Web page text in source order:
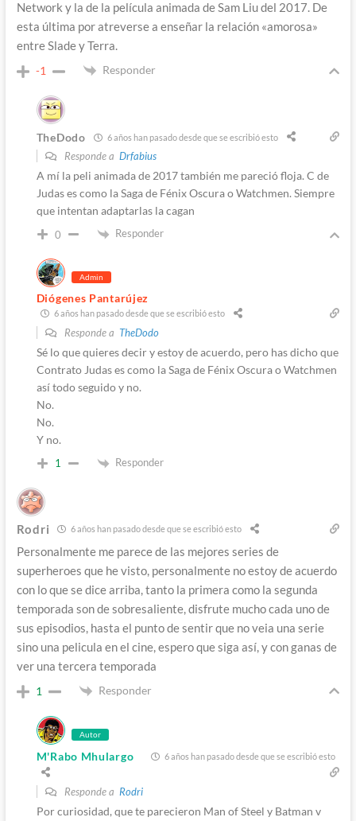
Network y la de la película animada de Sam Liu del 2017. De
esta última por atreverse a enseñar la relación «amorosa»
entre Slade y Terra.
-1 Responder
TheDodo 6 años han pasado desde que se escribió esto
Responde a Drfabius
A mí la peli animada de 2017 también me pareció floja. C de
Judas es como la Saga de Fénix Oscura o Watchmen. Siempre
que intentan adaptarlas la cagan
0 Responder
Admin
Diógenes Pantarújez
6 años han pasado desde que se escribió esto
Responde a TheDodo
Sé lo que quieres decir y estoy de acuerdo, pero has dicho que
Contrato Judas es como la Saga de Fénix Oscura o Watchmen
así todo seguido y no.
No.
No.
Y no.
1 Responder
Rodri 6 años han pasado desde que se escribió esto
Personalmente me parece de las mejores series de
superheroes que he visto, personalmente no estoy de acuerdo
con lo que se dice arriba, tanto la primera como la segunda
temporada son de sobresaliente, disfrute mucho cada uno de
sus episodios, hasta el punto de sentir que no veia una serie
sino una pelicula en el cine, espero que siga así, y con ganas de
ver una tercera temporada
1 Responder
Autor
M'Rabo Mhulargo 6 años han pasado desde que se escribió esto
Responde a Rodri
Por curiosidad, que te parecieron Man of Steel y Batman v